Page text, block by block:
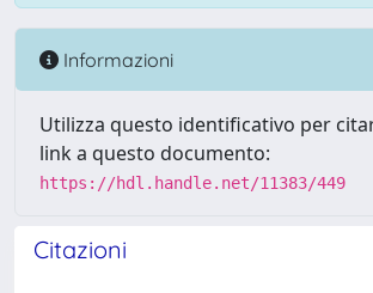
Informazioni
Utilizza questo identificativo per
link a questo documento:
https://hdl.handle.net/11383/449
Citazioni